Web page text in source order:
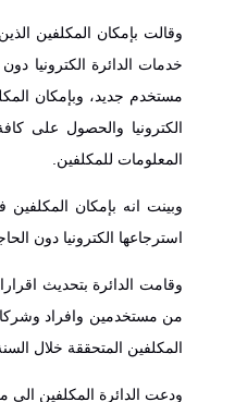
وقالت بإمكان المكلفين
خدمات ‏الدائرة ‏الكترونيا
‏مستخدم جديد، وبإمكان
الكترونيا والحصول على
المعلومات للمكلفين.‏
وبينت انه بإمكان
استرجاعها الكترونيا ‏دون
المكلفين المتحققة خلال السنة
ودعت الدائرة المكلفين الى